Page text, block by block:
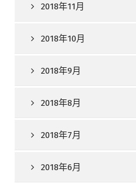
2018年11月
2018年10月
2018年9月
2018年8月
2018年7月
2018年6月